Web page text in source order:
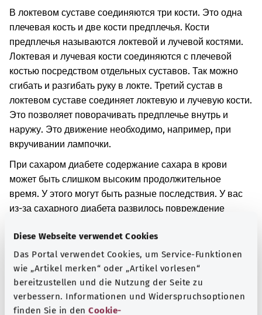
Diese Webseite verwendet Cookies
Das Portal verwendet Cookies, um Service-Funktionen
wie „Artikel merken“ oder „Artikel vorlesen“
bereitzustellen und die Nutzung der Seite zu
verbessern. Informationen und Widerspruchsoptionen
finden Sie in den Cookie-
В локтевом суставе соединяются три кости. Это одна
плечевая кость и две кости предплечья. Кости
предплечья называются локтевой и лучевой костями.
Локтевая и лучевая кости соединяются с плечевой
костью посредством отдельных суставов. Так можно
сгибать и разгибать руку в локте. Третий сустав в
локтевом суставе соединяет локтевую и лучевую кости.
Это позволяет поворачивать предплечье внутрь и
наружу. Это движение необходимо, например, при
вкручивании лампочки.
При сахаром диабете содержание сахара в крови
может быть слишком высоким продолжительное
время. У этого могут быть разные последствия. У вас
из-за сахарного диабета развилось повреждение
временем разрушается.
Дополнительные обозначения